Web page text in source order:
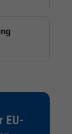
EU-